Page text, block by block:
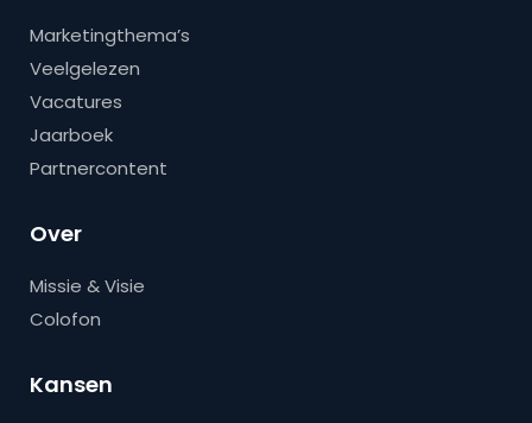
Marketingthema’s
Veelgelezen
Vacatures
Jaarboek
Partnercontent
Over
Missie & Visie
Colofon
Kansen